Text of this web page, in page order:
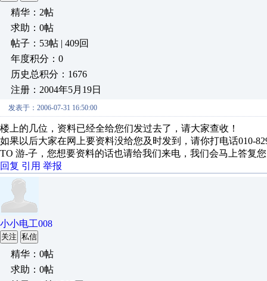
精华：2帖
求助：0帖
帖子：53帖 | 409回
年度积分：0
历史总积分：1676
注册：2004年5月19日
发表于：2006-07-31 16:50:00
楼上的几位，资料已经全给您们发过去了，请大家查收！
如果以后大家在网上要资料没给您及时发到，请你打电话010-
TO 游-子，您想要资料的话也请给我们来电，我们会马上答复
回复 引用 举报
小小电工008
关注 私信
精华：0帖
求助：0帖